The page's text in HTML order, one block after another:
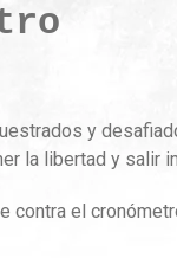
y
la libertad y salir
contra el